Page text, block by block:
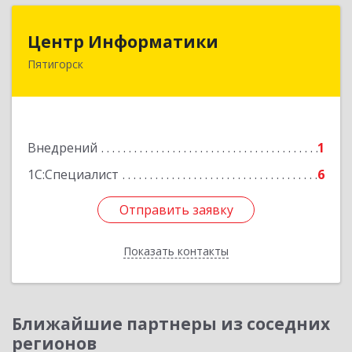
Центр Информатики
Пятигорск
Внедрений
1
1С:Специалист
6
Отправить заявку
Показать контакты
357500, Ставропольский край, Пятигорск г,
Отправить заявку
Назад
Ближайшие партнеры из соседних
регионов